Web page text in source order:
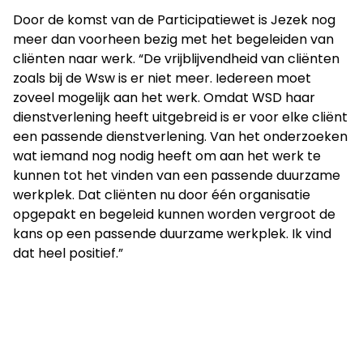
Door de komst van de Participatiewet is Jezek nog
meer dan voorheen bezig met het begeleiden van
cliënten naar werk. “De vrijblijvendheid van cliënten
zoals bij de Wsw is er niet meer. Iedereen moet
zoveel mogelijk aan het werk. Omdat WSD haar
dienstverlening heeft uitgebreid is er voor elke cliënt
een passende dienstverlening. Van het onderzoeken
wat iemand nog nodig heeft om aan het werk te
kunnen tot het vinden van een passende duurzame
werkplek. Dat cliënten nu door één organisatie
opgepakt en begeleid kunnen worden vergroot de
kans op een passende duurzame werkplek. Ik vind
dat heel positief.”